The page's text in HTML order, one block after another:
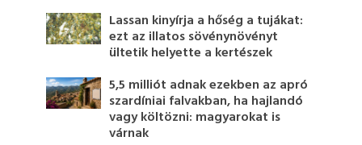
Lassan kinyírja a hőség a tujákat:
ezt az illatos sövénynövényt
ültetik helyette a kertészek
5,5 milliót adnak ezekben az apró
szardíniai falvakban, ha hajlandó
vagy költözni: magyarokat is
várnak